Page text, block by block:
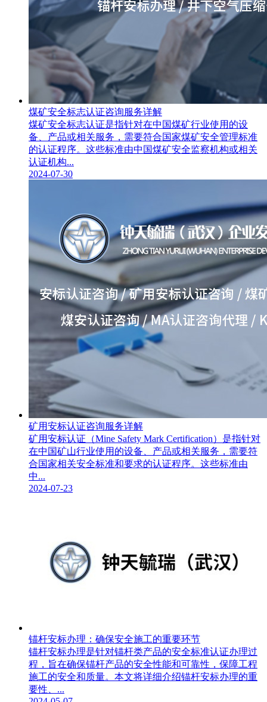
煤矿安全标志认证咨询服务详解
煤矿安全标志认证是指针对在中国煤矿行业使用的设
备、产品或相关服务，需要符合国家煤矿安全管理标准
的认证程序。这些标准由中国煤矿安全监察机构或相关
认证机构...
2024-07-30
矿用安标认证咨询服务详解
矿用安标认证（Mine Safety Mark Certification）是指针对
在中国矿山行业使用的设备、产品或相关服务，需要符
合国家相关安全标准和要求的认证程序。这些标准由
中...
2024-07-23
锚杆安标办理：确保安全施工的重要环节
锚杆安标办理是针对锚杆类产品的安全标准认证办理过
程，旨在确保锚杆产品的安全性能和可靠性，保障工程
施工的安全和质量。本文将详细介绍锚杆安标办理的重
要性、...